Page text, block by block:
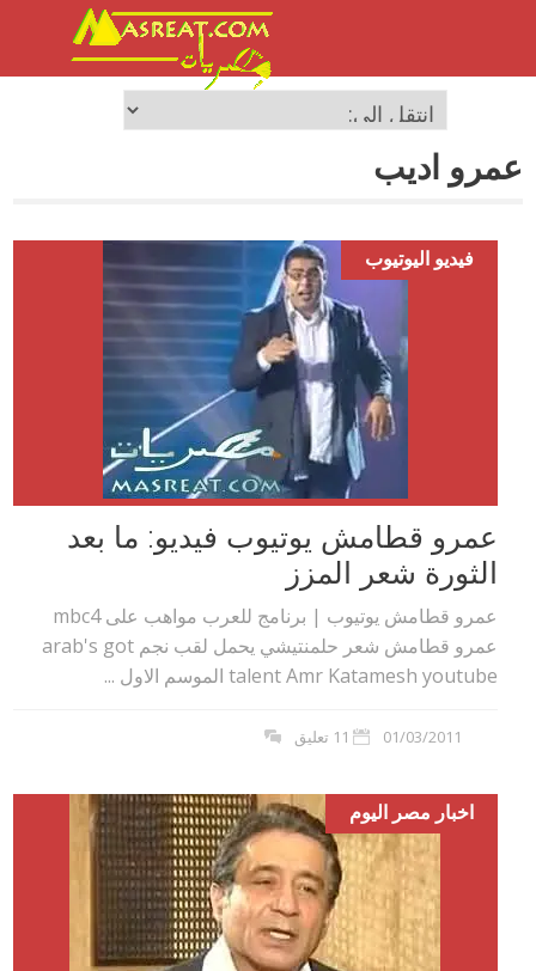
عمرو اديب
فيديو اليوتيوب
عمرو قطامش يوتيوب فيديو: ما بعد
الثورة شعر المزز
عمرو قطامش يوتيوب | برنامج للعرب مواهب على mbc4
عمرو قطامش شعر حلمنتيشي يحمل لقب نجم arab's got
talent Amr Katamesh youtube الموسم الاول ...
01/03/2011 11 تعليق
اخبار مصر اليوم